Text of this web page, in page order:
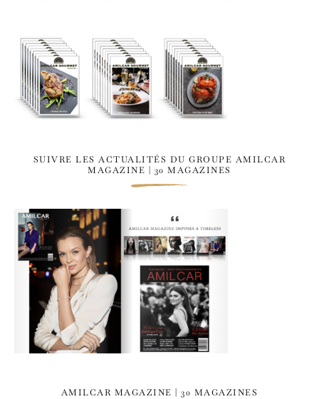
SUIVRE LES ACTUALITÉS DU GROUPE AMILCAR
MAGAZINE | 30 MAGAZINES
AMILCAR MAGAZINE | 30 MAGAZINES